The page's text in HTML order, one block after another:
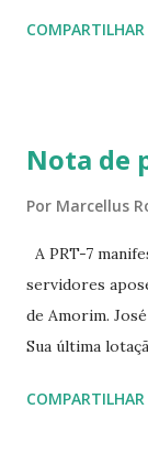
PEIXOTO 1307
☆CINE VIP
COMPARTILHAR
Nota de
Por Marcellus
A PRT-7
servidores
de Amorim.
Sua última
Siqueira
COMPARTILHAR